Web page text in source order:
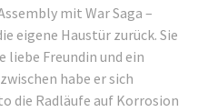
mit War Saga –
eigene Haustür zurück. Sie
liebe Freundin und ein
habe er sich
die Radläufe auf Korrosion